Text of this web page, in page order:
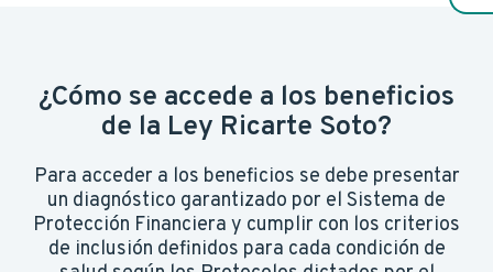
¿Cómo se accede a los beneficios
de la Ley Ricarte Soto?
Para acceder a los beneficios se debe presentar
un diagnóstico garantizado por el Sistema de
Protección Financiera y cumplir con los criterios
de inclusión definidos para cada condición de